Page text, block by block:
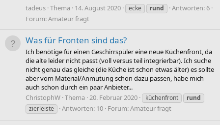
tadeus Thema 14. August 2020 ecke rund
Antworten: 6
Forum:Amateur fragt
Was für Fronten sind das?
Ich benötige für einen Geschirrspüler eine neue Küchenfront, da
die alte leider nicht passt (voll versus teil integrierbar). Ich suche
nicht genau das gleiche (die Küche ist schon etwas älter) es sollte
aber vom Material/Anmutung schon dazu passen, habe mich
auch schon durch ein paar Anbieter...
ChristophW Thema 20. Februar 2020 küchenfront
rund
zierleiste
Antworten: 10 Forum:Amateur fragt